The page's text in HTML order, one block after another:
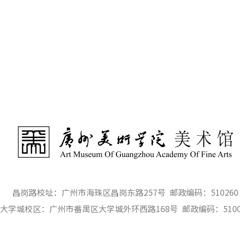
昌岗路校址：广州市海珠区昌岗东路257号 邮政编码：510260
大学城校区：广州市番禺区大学城外环西路168号 邮政编码：